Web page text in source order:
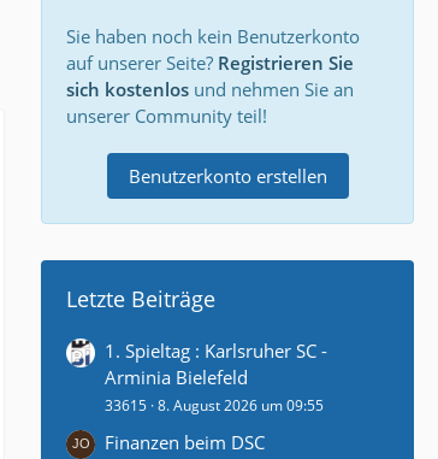
Sie haben noch kein Benutzerkonto
auf unserer Seite? Registrieren Sie
sich kostenlos und nehmen Sie an
unserer Community teil!
Benutzerkonto erstellen
Letzte Beiträge
1. Spieltag : Karlsruher SC -
Arminia Bielefeld
33615 8. August 2026 um 09:55
Finanzen beim DSC